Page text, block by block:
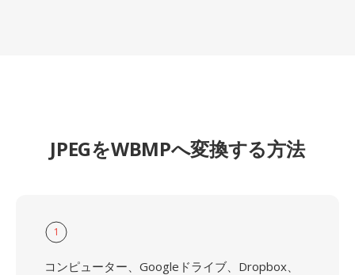
JPEGをWBMPへ変換する方法
1
コンピューター、Googleドライブ、Dropbox、